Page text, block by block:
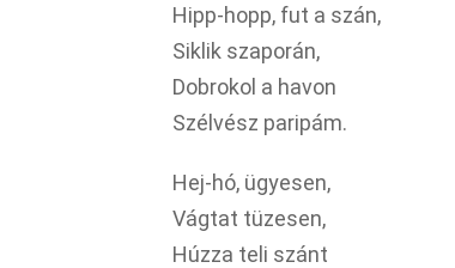
Hipp-hopp, fut a szán,
Siklik szaporán,
Dobrokol a havon
Szélvész paripám.
Hej-hó, ügyesen,
Vágtat tüzesen,
Húzza teli szánt